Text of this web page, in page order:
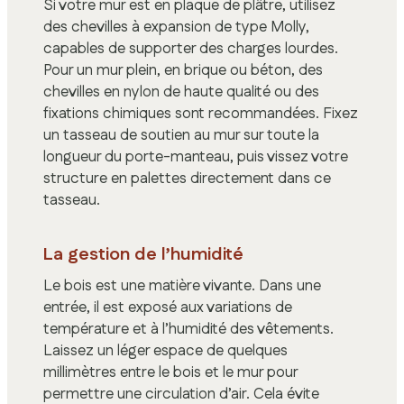
Si votre mur est en plaque de plâtre, utilisez
des chevilles à expansion de type Molly,
capables de supporter des charges lourdes.
Pour un mur plein, en brique ou béton, des
chevilles en nylon de haute qualité ou des
fixations chimiques sont recommandées. Fixez
un tasseau de soutien au mur sur toute la
longueur du porte-manteau, puis vissez votre
structure en palettes directement dans ce
tasseau.
La gestion de l’humidité
Le bois est une matière vivante. Dans une
entrée, il est exposé aux variations de
température et à l’humidité des vêtements.
Laissez un léger espace de quelques
millimètres entre le bois et le mur pour
permettre une circulation d’air. Cela évite